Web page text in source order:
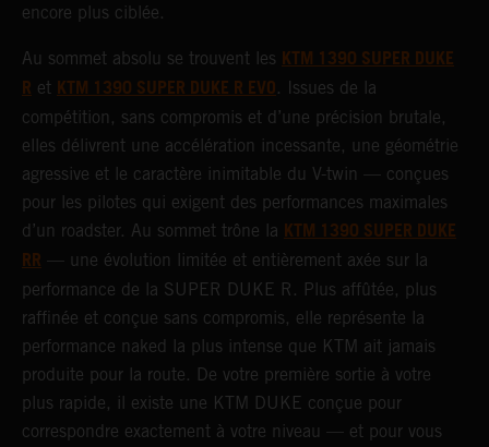
encore plus ciblée.
Au sommet absolu se trouvent les KTM 1390 SUPER DUKE
R et KTM 1390 SUPER DUKE R EVO. Issues de la
compétition, sans compromis et d’une précision brutale,
elles délivrent une accélération incessante, une géométrie
agressive et le caractère inimitable du V-twin — conçues
pour les pilotes qui exigent des performances maximales
d’un roadster. Au sommet trône la KTM 1390 SUPER DUKE
RR — une évolution limitée et entièrement axée sur la
performance de la SUPER DUKE R. Plus affûtée, plus
raffinée et conçue sans compromis, elle représente la
performance naked la plus intense que KTM ait jamais
produite pour la route. De votre première sortie à votre
plus rapide, il existe une KTM DUKE conçue pour
correspondre exactement à votre niveau — et pour vous